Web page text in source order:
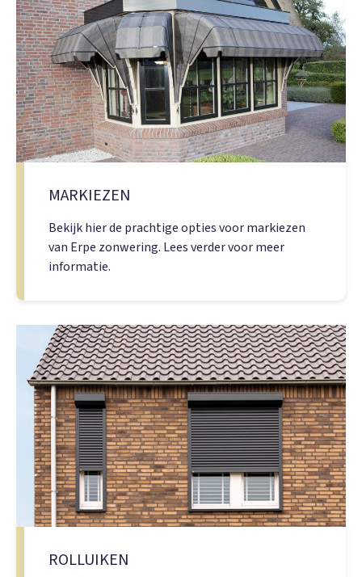
MARKIEZEN
Bekijk hier de prachtige opties voor markiezen
van Erpe zonwering. Lees verder voor meer
informatie.
ROLLUIKEN